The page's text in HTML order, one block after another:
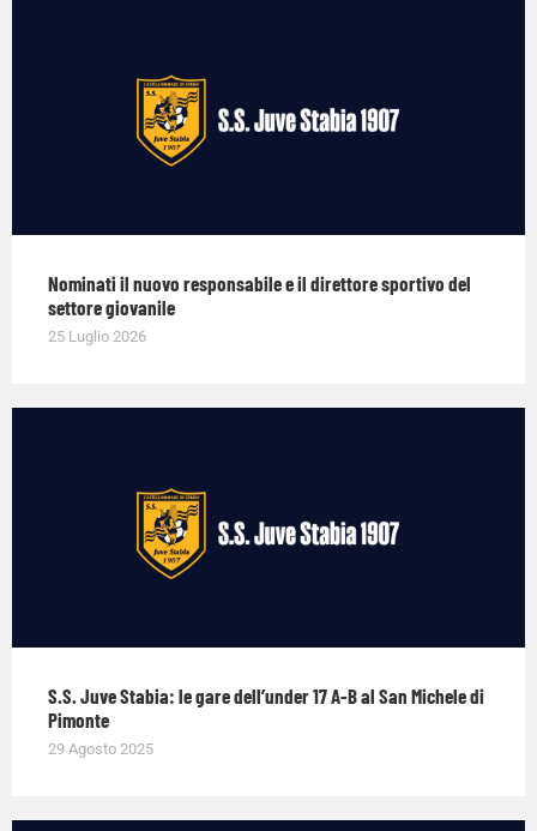
Nominati il nuovo responsabile e il direttore sportivo del
settore giovanile
25 Luglio 2026
S.S. Juve Stabia: le gare dell’under 17 A-B al San Michele di
Pimonte
29 Agosto 2025